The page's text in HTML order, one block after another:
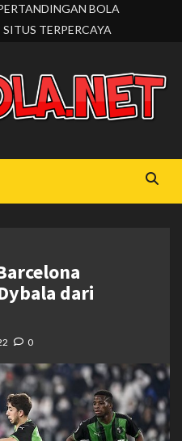
BOLA
SITUS TERPERCAYA
dari
0